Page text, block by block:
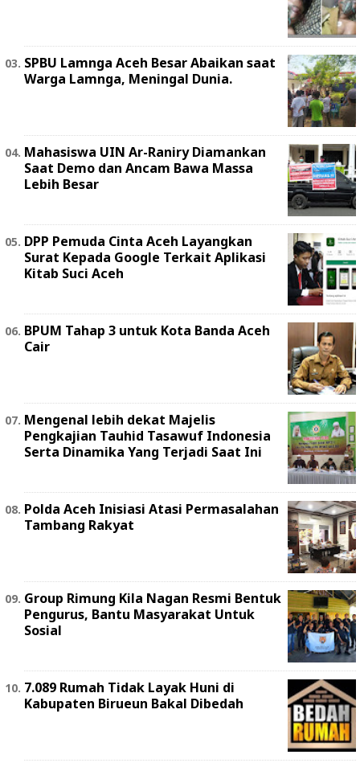
SPBU Lamnga Aceh Besar Abaikan saat
Warga Lamnga, Meningal Dunia.
Mahasiswa UIN Ar-Raniry Diamankan
Saat Demo dan Ancam Bawa Massa
Lebih Besar
DPP Pemuda Cinta Aceh Layangkan
Surat Kepada Google Terkait Aplikasi
Kitab Suci Aceh
BPUM Tahap 3 untuk Kota Banda Aceh
Cair
Mengenal lebih dekat Majelis
Pengkajian Tauhid Tasawuf Indonesia
Serta Dinamika Yang Terjadi Saat Ini
Polda Aceh Inisiasi Atasi Permasalahan
Tambang Rakyat
Group Rimung Kila Nagan Resmi Bentuk
Pengurus, Bantu Masyarakat Untuk
Sosial
7.089 Rumah Tidak Layak Huni di
Kabupaten Birueun Bakal Dibedah